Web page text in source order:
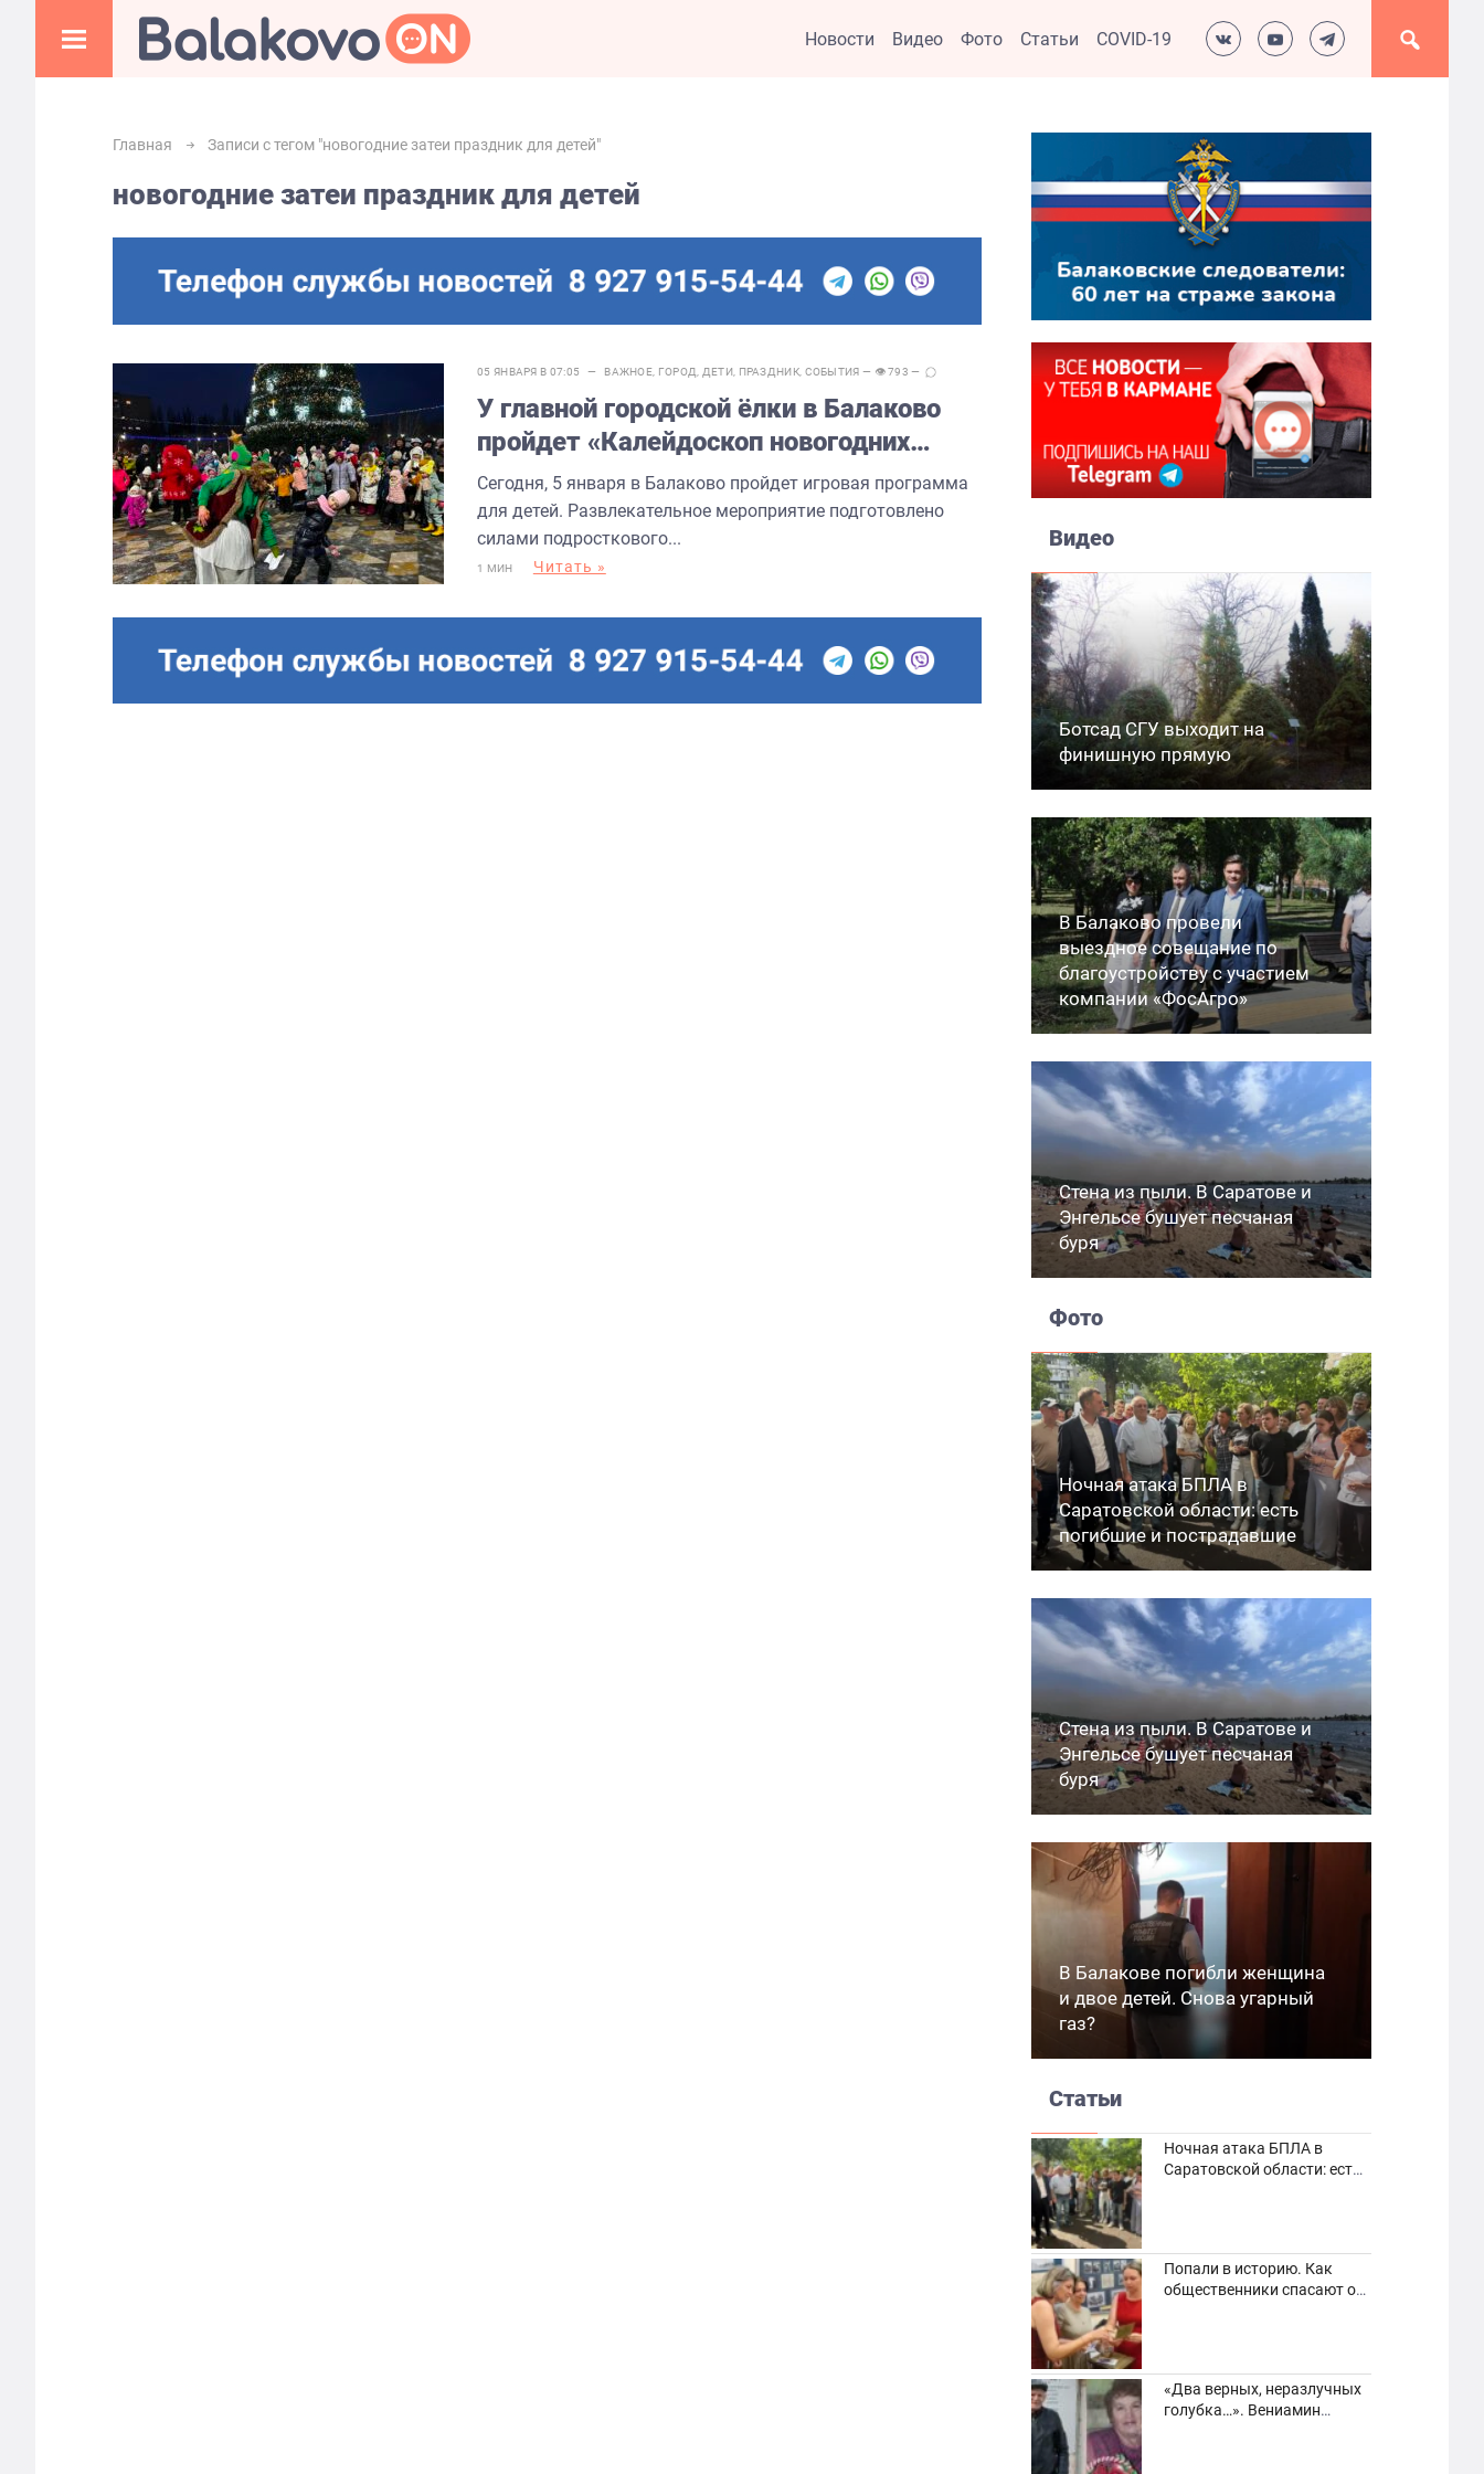
Новости Видео Фото Статьи COVID-19
Главная Записи с тегом "новогодние затеи праздник для детей"
новогодние затеи праздник для детей
05 ЯНВАРЯ В 07:05 — ВАЖНОЕ ГОРОД ДЕТИ, ПРАЗДНИК, СОБЫТИЯ — 👁 793 —
У главной городской ёлки в Балаково
пройдет «Калейдоскоп новогодних
затей»
Сегодня, 5 января в Балаково пройдет игровая программа
для детей. Развлекательное мероприятие подготовлено
силами подросткового...
1 МИН Читать »
Видео
Ботсад СГУ выходит на
финишную прямую
В Балаково провели
выездное совещание по
благоустройству с участием
компании «ФосАгро»
Стена из пыли. В Саратове и
Энгельсе бушует песчаная
буря
Фото
Ночная атака БПЛА в
Саратовской области: есть
погибшие и пострадавшие
Стена из пыли. В Саратове и
Энгельсе бушует песчаная
буря
В Балакове погибли женщина
и двое детей. Снова угарный
газ?
Статьи
Ночная атака БПЛА в
Саратовской области: есть
Попали в историю. Как
общественники спасают от
«Два верных, неразлучных
голубка…». Вениамин